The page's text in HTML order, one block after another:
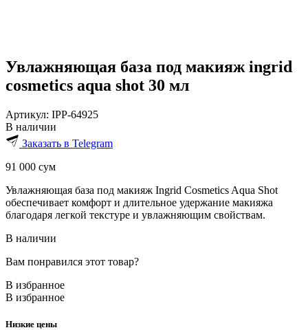
Увлажняющая база под макияж ingrid
cosmetics aqua shot 30 мл
Артикул: IPP-64925
В наличии
Заказать в Telegram
91 000 сум
Увлажняющая база под макияж Ingrid Cosmetics Aqua Shot
обеспечивает комфорт и длительное удержание макияжа
благодаря легкой текстуре и увлажняющим свойствам.
В наличии
Вам понравился этот товар?
В избранное
В избранное
Низкие цены